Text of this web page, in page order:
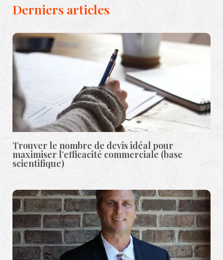
Derniers articles
Trouver le nombre de devis idéal pour
maximiser l’efficacité commerciale (base
scientifique)